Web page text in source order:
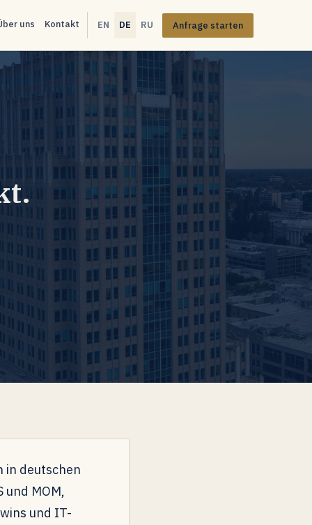
uns Kontakt EN DE RU Anfrage starten
in deutschen
MOM,
und IT-